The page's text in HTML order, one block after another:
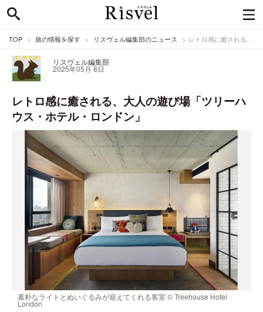
TOP 旅の情報を探す リスヴェル編集部のニュース レトロ感に癒される、大人の遊び場「ツリーハウス・ホテル・ロンドン」
リスヴェル編集部
2025年05月 8日
レトロ感に癒される、大人の遊び場「ツリーハ
ウス・ホテル・ロンドン」
素朴なライトとぬいぐるみが迎えてくれる客室 ©️ Treehouse Hotel
London